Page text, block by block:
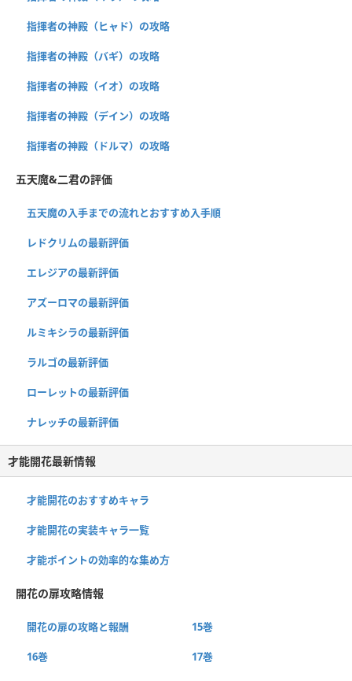
指揮者の神殿（ヒャド）の攻略
指揮者の神殿（バギ）の攻略
指揮者の神殿（イオ）の攻略
指揮者の神殿（デイン）の攻略
指揮者の神殿（ドルマ）の攻略
五天魔&二君の評価
五天魔の入手までの流れとおすすめ入手順
レドクリムの最新評価
エレジアの最新評価
アズーロマの最新評価
ルミキシラの最新評価
ラルゴの最新評価
ローレットの最新評価
ナレッチの最新評価
才能開花最新情報
才能開花のおすすめキャラ
才能開花の実装キャラ一覧
才能ポイントの効率的な集め方
開花の扉攻略情報
開花の扉の攻略と報酬 15巻
16巻 17巻